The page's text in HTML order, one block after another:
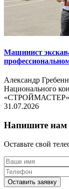
Машинист
Александр
Национального
31.07.2026
Напишите нам
Оставьте свой
Оставить заявку